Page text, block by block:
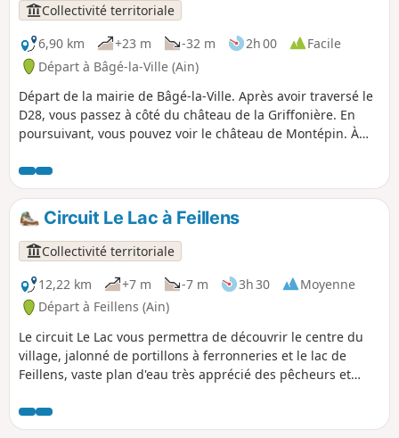
Collectivité territoriale
6,90 km
+23 m -32 m 2h 00
Facile
Départ à Bâgé-la-Ville (Ain)
Départ de la mairie de Bâgé-la-Ville. Après avoir traversé le
D28, vous passez à côté du château de la Griffonière. En
poursuivant, vous pouvez voir le château de Montépin. À
de Montépin. Le bâti original était couvert en ardoises à
crochets, ce qui permet de le dater du XIXe siècle. Grâce au
mécénat d’entreprise, aux nombreux donateurs, aux
municipalités locales, à la Communauté de Communes
Bresse et Saône, aux artisans et aux bénévoles, la
restauration a été réalisée entre 2020 et 2023. Les élèves de
la section menuiserie bac pro du lycée Carriat de Bourg ont
préparé la porte et les planches du bardage et ils ont posé
ces éléments sur place.
Circuit Le Lac à Feillens
Collectivité territoriale
12,22 km
+7 m -7 m 3h 30
Moyenne
Départ à Feillens (Ain)
Le circuit Le Lac vous permettra de découvrir le centre du
village, jalonné de portillons à ferronneries et le lac de
Feillens, vaste plan d'eau très apprécié des pêcheurs et
réalisation de l'A40. Au centre du village, on peut voir
encore des portails en bois avec ferronneries et loquets